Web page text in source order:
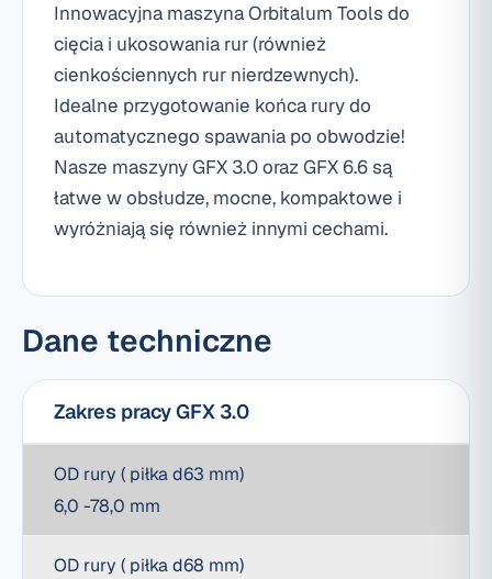
Innowacyjna maszyna Orbitalum Tools do
cięcia i ukosowania rur (również
cienkościennych rur nierdzewnych).
Idealne przygotowanie końca rury do
automatycznego spawania po obwodzie!
Nasze maszyny GFX 3.0 oraz GFX 6.6 są
łatwe w obsłudze, mocne, kompaktowe i
wyróżniają się również innymi cechami.
Dane techniczne
Zakres pracy GFX 3.0
OD rury ( piłka d63 mm)
6,0 -78,0 mm
OD rury ( piłka d68 mm)